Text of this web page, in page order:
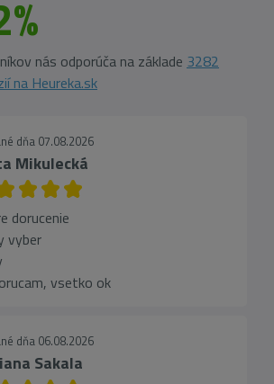
nás odporúča na základe 3282
na Heureka.sk
dňa 07.08.2026
Mikulecká
dorucenie
vyber
vsetko ok
dňa 06.08.2026
Sakala